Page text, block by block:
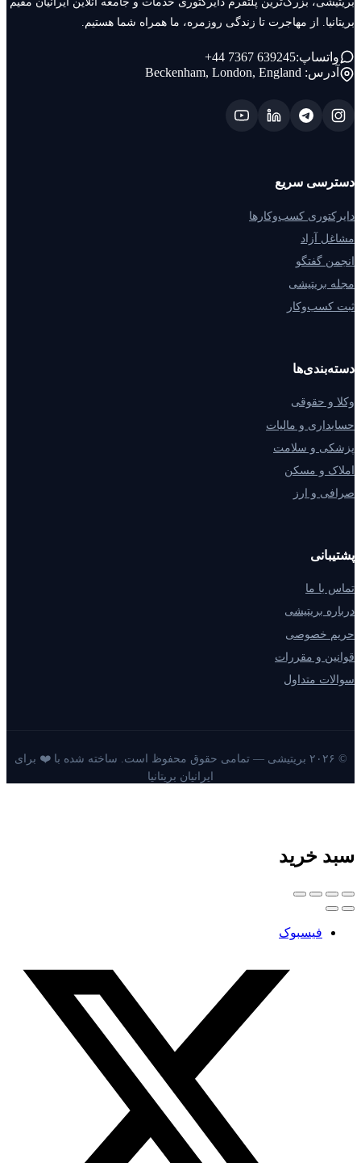
بریتانیا. از مهاجرت تا زندگی روزمره، ما همراه شما هستیم.
واتساپ:+44 7367 639245
آدرس:Beckenham, London, England
دسترسی سریع
دایرکتوری کسب‌وکارها
مشاغل آزاد
انجمن گفتگو
مجله بریتیشی
ثبت کسب‌وکار
دسته‌بندی‌ها
وکلا و حقوقی
حسابداری و مالیات
پزشکی و سلامت
املاک و مسکن
صرافی و ارز
پشتیبانی
تماس با ما
درباره بریتیشی
حریم خصوصی
قوانین و مقررات
سوالات متداول
© ۲۰۲۶ بریتیشی — تمامی حقوق محفوظ است. ساخته شده با ❤️ برای
ایرانیان بریتانیا
سبد خرید
فیسبوک